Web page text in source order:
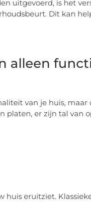
uitgevoerd, is het
Dit kan
alleen
van je huis, maar
platen, er zijn tal van
eruitziet.